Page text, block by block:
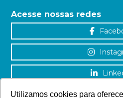
Utilizamos cookies para
Acesse nossas redes